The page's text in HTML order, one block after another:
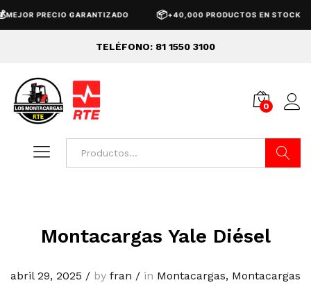
PRECIO GARANTIZADO 📦+40,000 PRODUCTOS EN STOCK
TELÉFONO: 81 1550 3100
0
Montacargas Yale Diésel
abril 29, 2025 / by fran / in Montacargas, Montacargas